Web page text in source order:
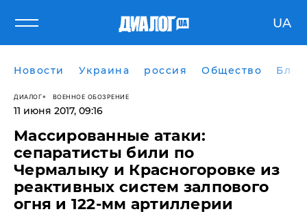
UA
Новости Украина россия Общество
ДИАЛОГ ВОЕННОЕ ОБОЗРЕНИЕ
11 июня 2017, 09:16
Массированные атаки:
сепаратисты били по
Чермалыку и Красногоровке из
реактивных систем залпового
огня и 122-мм артиллерии